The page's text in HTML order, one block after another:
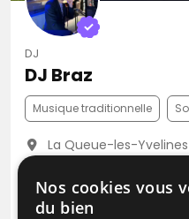
DJ
DJ Braz
Musique traditionnelle
La Queue-les-
À partir de 200€
Nos cookies vous
du bien